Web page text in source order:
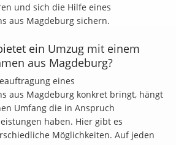
und sich die Hilfe eines
aus Magdeburg sichern.
ein Umzug mit einem
aus Magdeburg?
eines
aus Magdeburg konkret bringt, hängt
Umfang die in Anspruch
haben. Hier gibt es
Möglichkeiten. Auf jeden